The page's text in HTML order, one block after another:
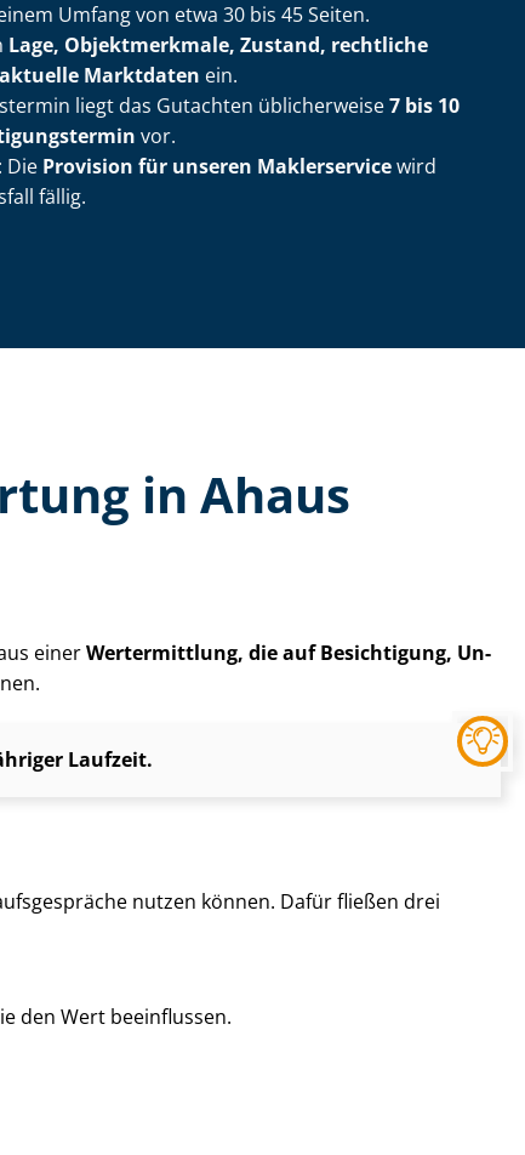
Umfang von etwa 30 bis 45 Seiten.
Lage, Objektmerkmale, Zustand, rechtliche
aktuelle Marktdaten ein.
liegt das Gutachten üblicherweise7 bis 10
vor.
Die Provision für unseren Maklerservicewird
fällig.
in Ahaus
einerWertermittlung, die auf Besichtigung, Un­
Laufzeit.
nutzen können. Dafür fließen drei
den Wert beeinflussen.